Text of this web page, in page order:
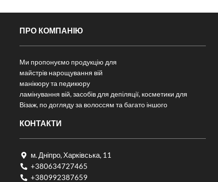
ПРО КОМПАНІЮ
Ми пропонуємо продукцію для
майстрів нарощування вій
манікюру та педикюру
ламінування вій, засобів для депіляції, косметики для
Візаж, по догляду за волоссям та багато іншого
КОНТАКТИ
м. Дніпро, Харківська, 11
+380634727465
+380992387659